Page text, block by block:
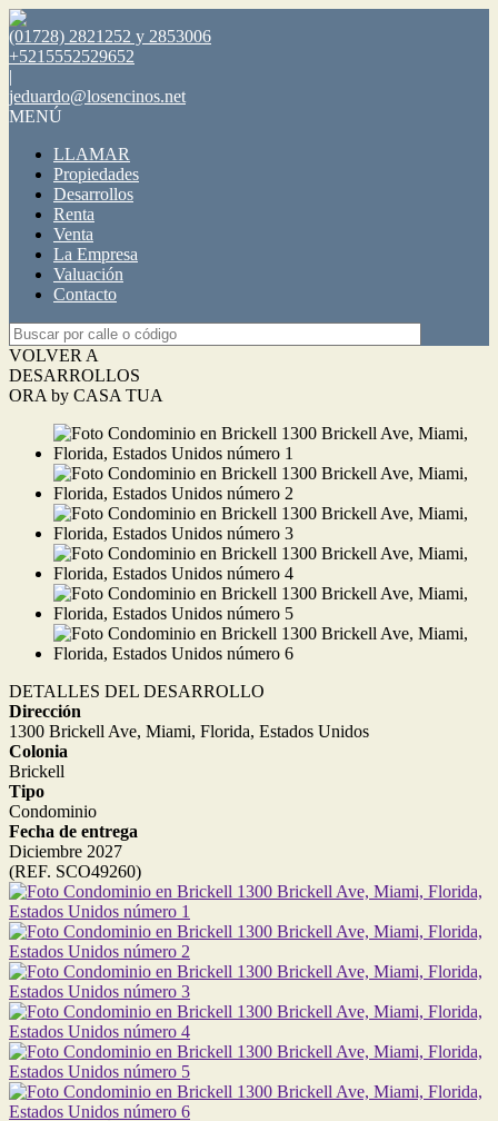
(01728) 2821252 y 2853006
+5215552529652
|
jeduardo@losencinos.net
MENÚ
LLAMAR
Propiedades
Desarrollos
Renta
Venta
La Empresa
Valuación
Contacto
VOLVER A
DESARROLLOS
ORA by CASA TUA
DETALLES DEL DESARROLLO
Dirección
1300 Brickell Ave, Miami, Florida, Estados Unidos
Colonia
Brickell
Tipo
Condominio
Fecha de entrega
Diciembre 2027
(REF. SCO49260)